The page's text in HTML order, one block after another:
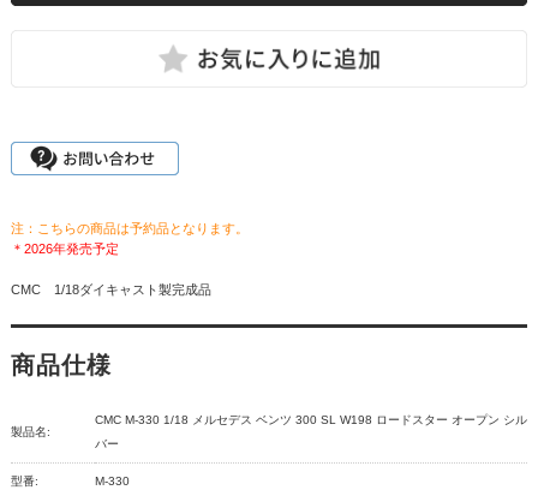
注：こちらの商品は予約品となります。
＊2026年発売予定
CMC 1/18ダイキャスト製完成品
商品仕様
製品名:
CMC M-330 1/18 メルセデス ベンツ 300 SL W198 ロードスター オープン シル
バー
型番: M-330